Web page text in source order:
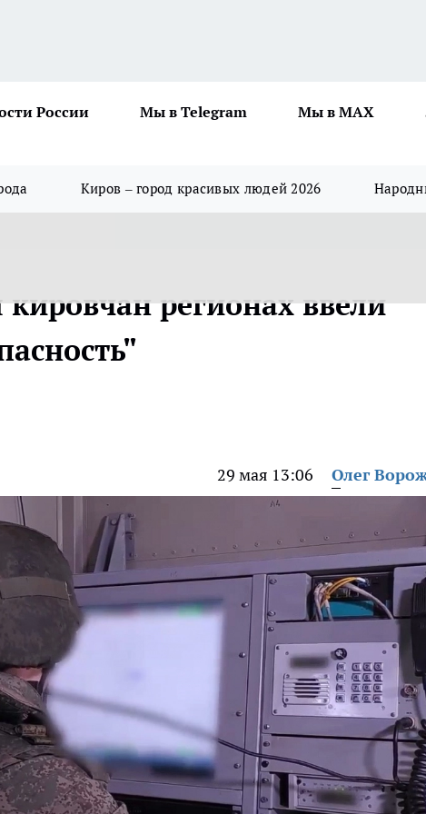
России Мы в Telegram Мы в MAX
Киров – город красивых людей 2026
кировчан регионах ввели
29 мая 13:06 Олег